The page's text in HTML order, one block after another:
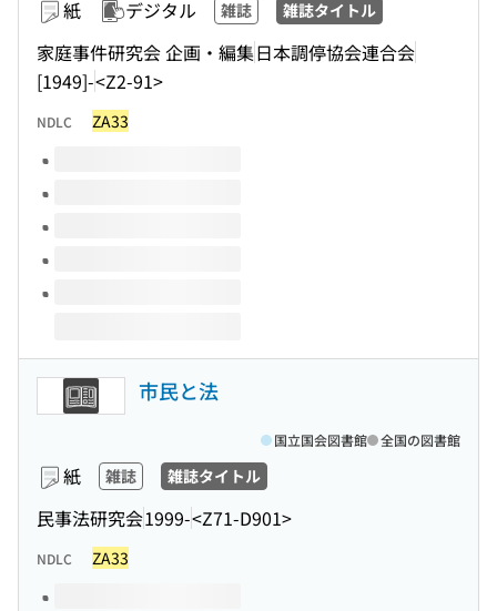
紙 デジタル 雑誌 雑誌タイトル
家庭事件研究会 企画・編集日本調停協会連合会
[1949]-<Z2-91>
NDLC ZA33
このタイトルの巻号
市民と法
紙 雑誌 雑誌タイトル
民事法研究会1999-<Z71-D901>
国立国会図書館 全国の図書館
NDLC ZA33
このタイトルの巻号